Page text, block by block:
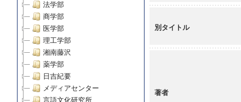
法学部
商学部
医学部
理工学部
湘南藤沢
薬学部
日吉紀要
メディアセンター
言語文化研究所
別タイトル
著者